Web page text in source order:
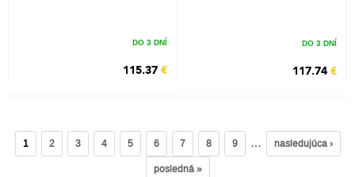
DO 3 DNÍ
115.37 €
DO 3 DNÍ
117.74 €
1 2 3 4 5 6 7 8 9 …
nasledujúca ›
posledná »